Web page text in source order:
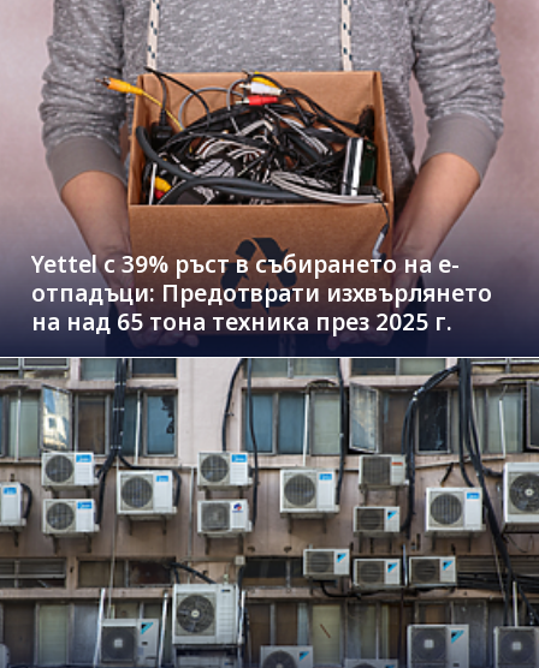
Yettel с 39% ръст в събирането на е-
отпадъци: Предотврати изхвърлянето
на над 65 тона техника през 2025 г.